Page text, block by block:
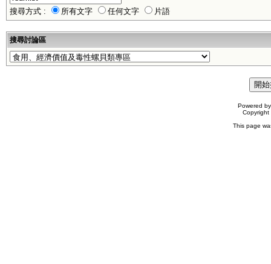
搜尋方式 : 所有文字 任何文字 片語
搜尋討論區
Powered
This page